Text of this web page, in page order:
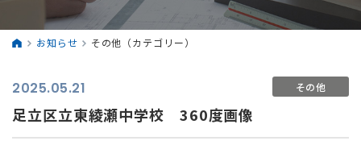
お知らせ その他（カテゴリー）
2025.05.21 その他
足立区立東綾瀬中学校 360度画像